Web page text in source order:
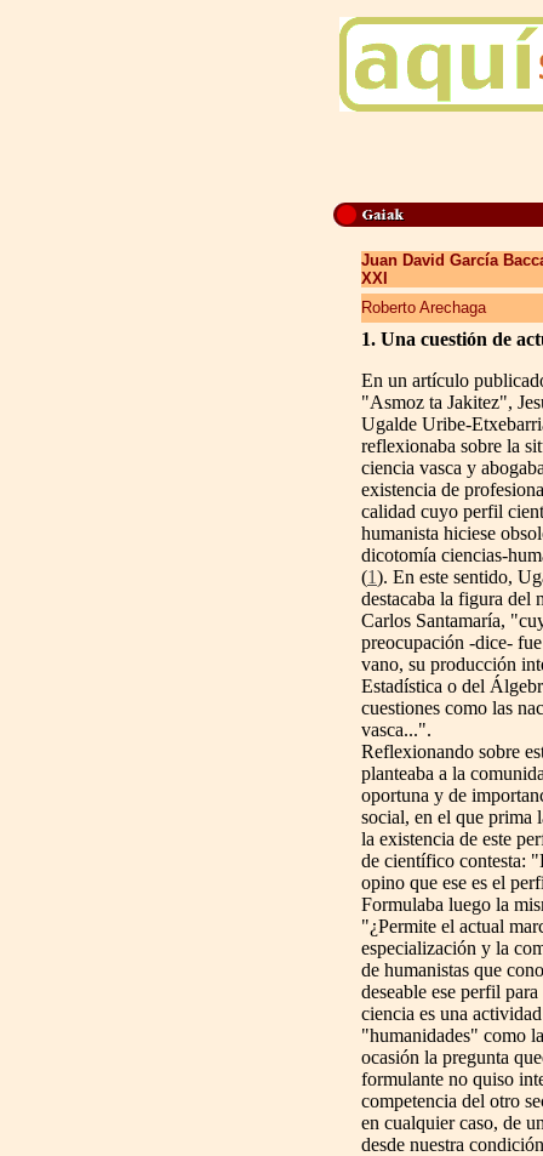
Juan David García
XXI
Roberto Arechaga
1. Una cuestión de
En un artículo
"Asmoz ta Jakitez",
Ugalde Uribe-
reflexionaba sobre la
ciencia vasca y
existencia de
calidad cuyo perfil
humanista hiciese
dicotomía ciencias-
(1). En este sentido,
destacaba la figura del
Carlos Santamaría,
preocupación -dice-
vano, su producción
Estadística o del
cuestiones como las
vasca...".
Reflexionando sobre
planteaba a la
oportuna y de
social, en el que prima
la existencia de este
de científico contesta:
opino que ese es el
Formulaba luego la
"¿Permite el actual
especialización y la
de humanistas que
deseable ese perfil
ciencia es una
"humanidades" como
ocasión la pregunta
formulante no quiso
competencia del otro
en cualquier caso, de
desde nuestra